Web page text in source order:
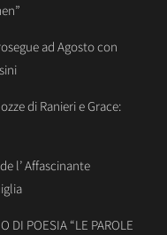
ad Agosto con
di Ranieri e Grace:
l’ Affascinante
DI POESIA “LE PAROLE